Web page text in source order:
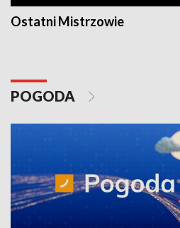
Ostatni Mistrzowie
POGODA